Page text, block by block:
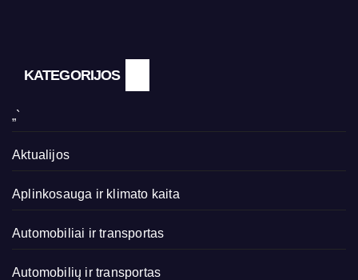
KATEGORIJOS
„`
Aktualijos
Aplinkosauga ir klimato kaita
Automobiliai ir transportas
Automobilių ir transportas